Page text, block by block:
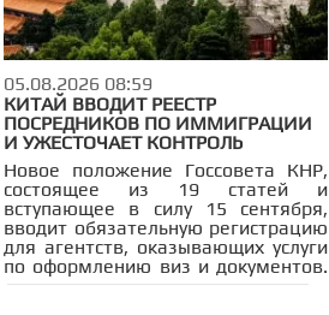
05.08.2026 08:59
КИТАЙ ВВОДИТ РЕЕСТР
ПОСРЕДНИКОВ ПО ИММИГРАЦИИ
И УЖЕСТОЧАЕТ КОНТРОЛЬ
Новое положение Госсовета КНР,
состоящее из 19 статей и
вступающее в силу 15 сентября,
вводит обязательную регистрацию
для агентств, оказывающих услуги
по оформлению виз и документов.
Новые компании обязаны подать